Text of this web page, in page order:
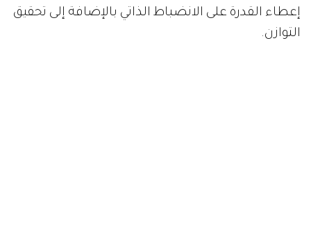
إعطاء القدرة على الانضباط الذاتي بالإضافة إلى تحقيق
التوازن.